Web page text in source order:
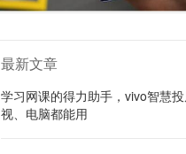
最新文章
学习网课的得力助手，vivo智慧
视、电脑都能用